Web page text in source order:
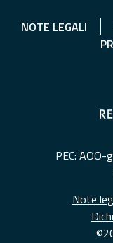
NOTE LEGALI
PEC:
Note